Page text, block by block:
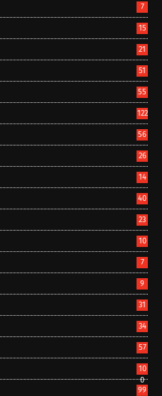
7
15
21
51
55
122
56
26
14
40
23
10
7
9
31
34
57
10
0
99